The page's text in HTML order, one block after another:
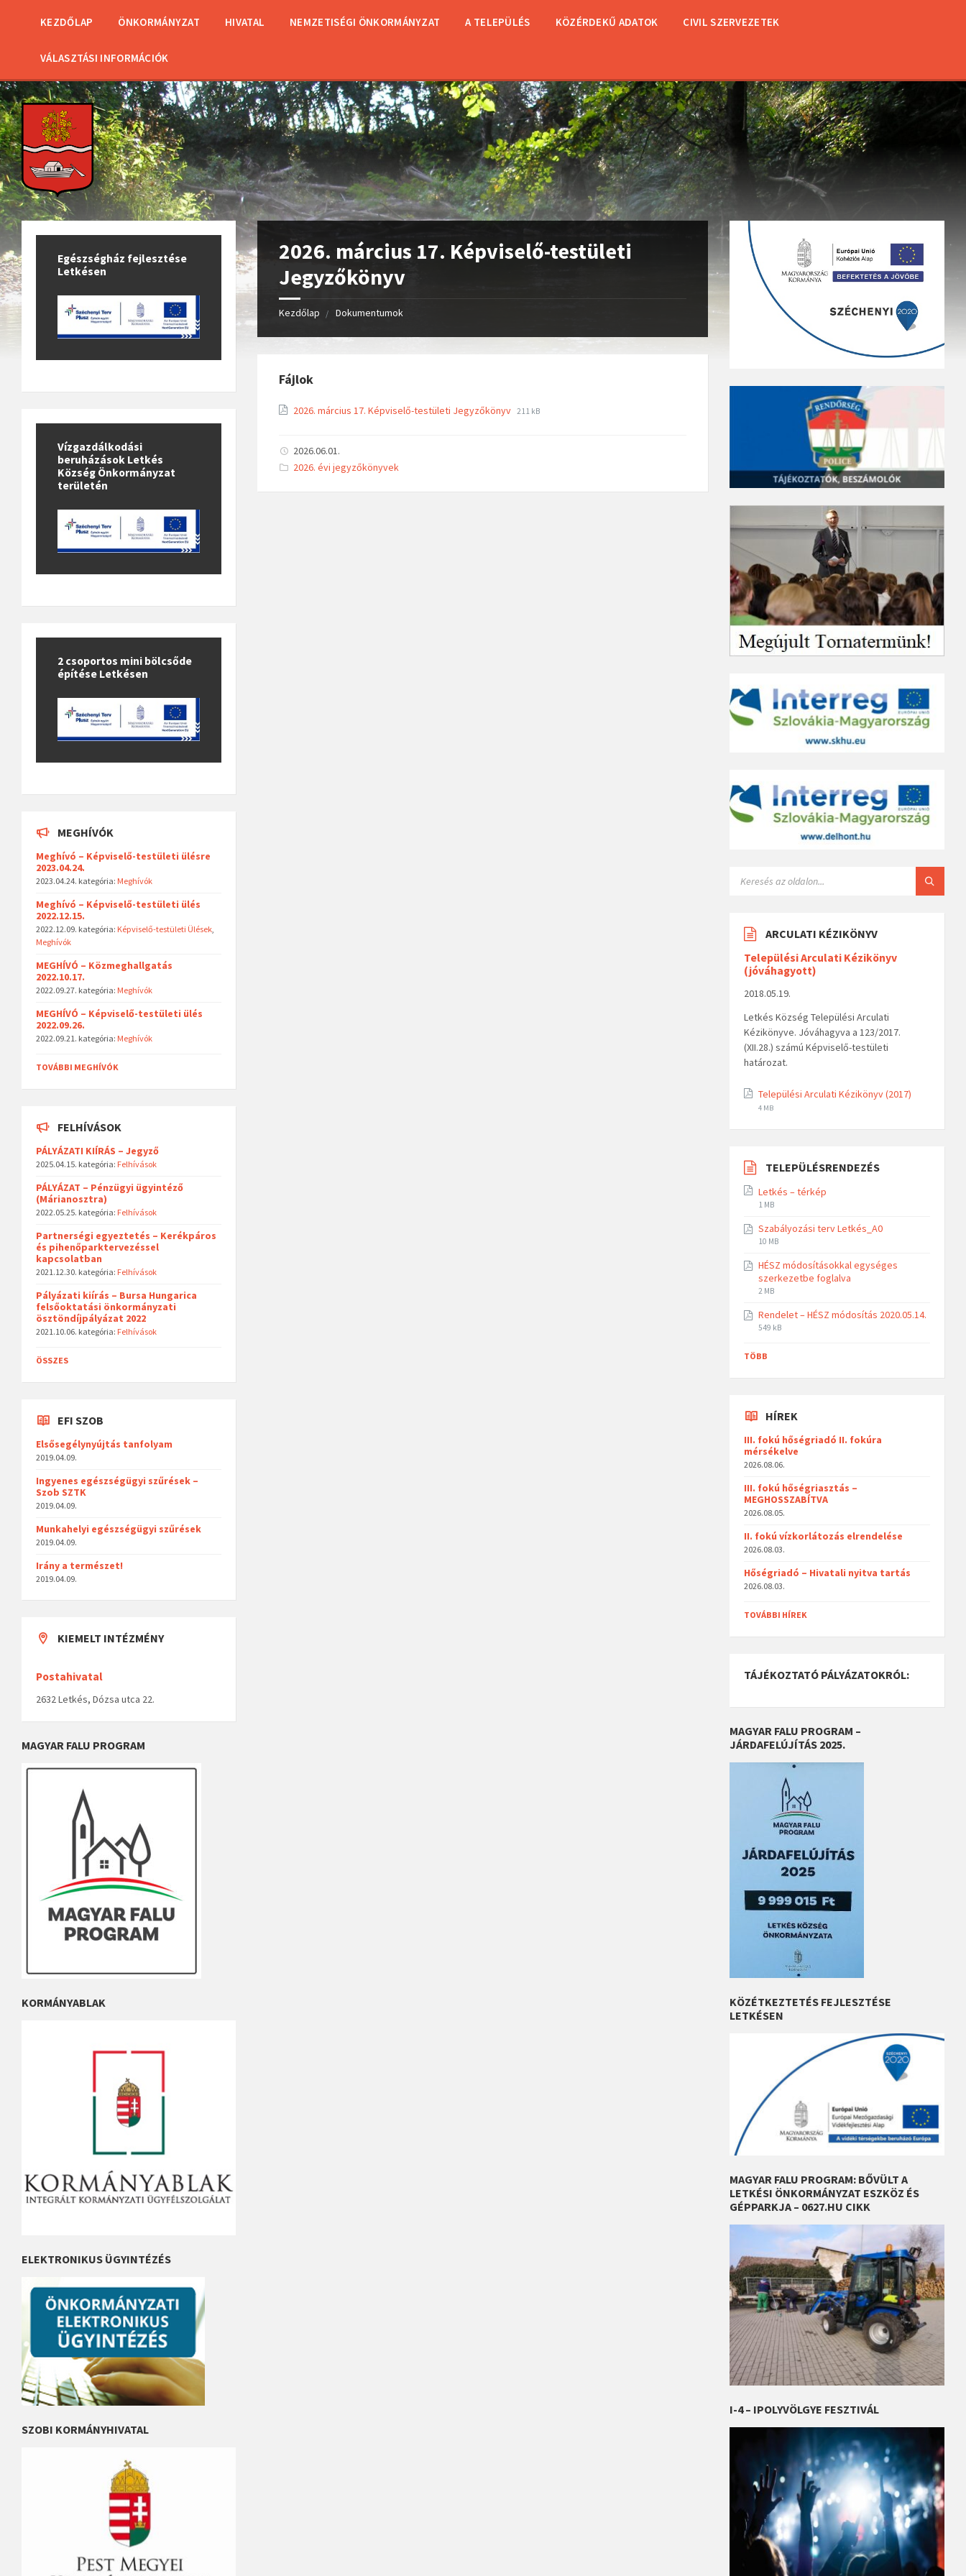
KEZDŐLAP ÖNKORMÁNYZAT HIVATAL NEMZETISÉGI ÖNKORMÁNYZAT A TELEPÜLÉS KÖZÉRDEKŰ ADATOK CIVIL SZERVEZETEK
VÁLASZTÁSI INFORMÁCIÓK
2026. március 17. Képviselő-testületi
Jegyzőkönyv
Kezdőlap Dokumentumok
Fájlok
2026. március 17. Képviselő-testületi Jegyzőkönyv 211 kB
2026.06.01.
C
e
2026. évi jegyzőkönyvek
Egészségház fejlesztése
Letkésen
Vízgazdálkodási
beruházások Letkés
Község Önkormányzat
területén
2 csoportos mini bölcsőde
építése Letkésen
MEGHÍVÓK
Meghívó – Képviselő-testületi ülésre
2023.04.24.
2023.04.24. kategória: Meghívók
Meghívó – Képviselő-testületi ülés
2022.12.15.
2022.12.09. kategória: Képviselő-testületi Ülések,
Meghívók
MEGHÍVÓ – Közmeghallgatás
2022.10.17.
2022.09.27. kategória: Meghívók
MEGHÍVÓ – Képviselő-testületi ülés
2022.09.26.
2022.09.21. kategória: Meghívók
TOVÁBBI MEGHÍVÓK
FELHÍVÁSOK
PÁLYÁZATI KIÍRÁS – Jegyző
2025.04.15. kategória: Felhívások
PÁLYÁZAT – Pénzügyi ügyintéző
(Márianosztra)
2022.05.25. kategória: Felhívások
Partnerségi egyeztetés – Kerékpáros
és pihenőparktervezéssel
kapcsolatban
2021.12.30. kategória: Felhívások
Pályázati kiírás – Bursa Hungarica
felsőoktatási önkormányzati
ösztöndíjpályázat 2022
2021.10.06. kategória: Felhívások
ÖSSZES
EFI SZOB
Elsősegélynyújtás tanfolyam
2019.04.09.
Ingyenes egészségügyi szűrések –
Szob SZTK
2019.04.09.
Munkahelyi egészségügyi szűrések
2019.04.09.
Irány a természet!
2019.04.09.
KIEMELT INTÉZMÉNY
Postahivatal
2632 Letkés, Dózsa utca 22.
MAGYAR FALU PROGRAM
KORMÁNYABLAK
ELEKTRONIKUS ÜGYINTÉZÉS
SZOBI KORMÁNYHIVATAL
ARCULATI KÉZIKÖNYV
Települési Arculati Kézikönyv
(jóváhagyott)
2018.05.19.
Letkés Község Települési Arculati
Kézikönyve. Jóváhagyva a 123/2017.
(XII.28.) számú Képviselő-testületi
határozat.
Települési Arculati Kézikönyv (2017)
4 MB
TELEPÜLÉSRENDEZÉS
Letkés – térkép
1 MB
Szabályozási terv Letkés_A0
10 MB
HÉSZ módosításokkal egységes
szerkezetbe foglalva
2 MB
Rendelet – HÉSZ módosítás 2020.05.14.
549 kB
TÖBB
HÍREK
III. fokú hőségriadó II. fokúra
mérsékelve
2026.08.06.
III. fokú hőségriasztás –
MEGHOSSZABÍTVA
2026.08.05.
II. fokú vízkorlátozás elrendelése
2026.08.03.
Hőségriadó – Hivatali nyitva tartás
2026.08.03.
TOVÁBBI HÍREK
TÁJÉKOZTATÓ PÁLYÁZATOKRÓL:
MAGYAR FALU PROGRAM –
JÁRDAFELÚJÍTÁS 2025.
KÖZÉTKEZTETÉS FEJLESZTÉSE
LETKÉSEN
MAGYAR FALU PROGRAM: BŐVÜLT A
LETKÉSI ÖNKORMÁNYZAT ESZKÖZ ÉS
GÉPPARKJA – 0627.HU CIKK
I-4 – IPOLYVÖLGYE FESZTIVÁL